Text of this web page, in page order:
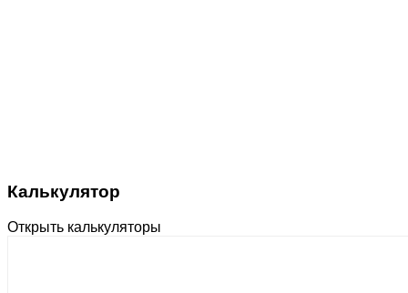
Калькулятор
Открыть калькуляторы